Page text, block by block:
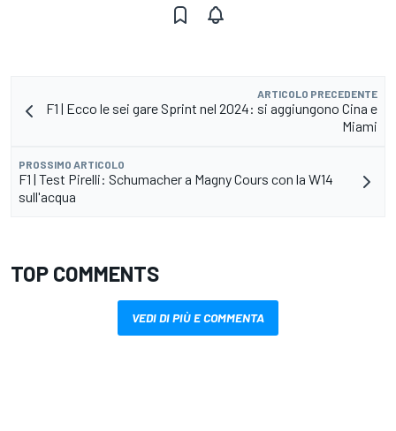
ARTICOLO PRECEDENTE
F1 | Ecco le sei gare Sprint nel 2024: si aggiungono Cina e
Miami
PROSSIMO ARTICOLO
F1 | Test Pirelli: Schumacher a Magny Cours con la W14
sull'acqua
TOP COMMENTS
VEDI DI PIÙ E COMMENTA